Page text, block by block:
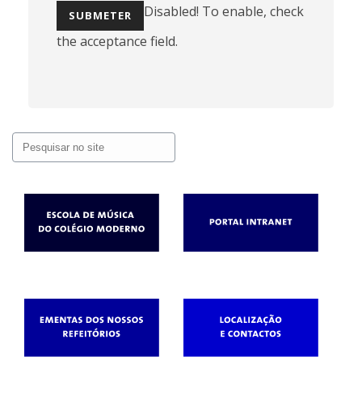
Please leave this field empty.
Disabled! To enable, check
the acceptance field.
Pesquisar